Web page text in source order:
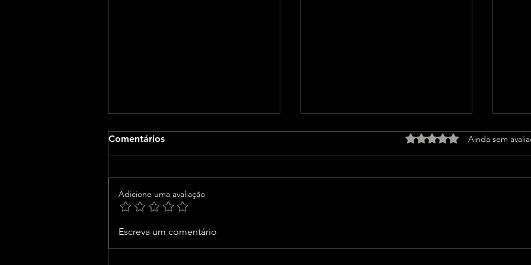
Isabela Suarez será
Comentários Avaliado com 0 de 5
Ainda sem
Adicione uma avaliação
Escreva um comentário